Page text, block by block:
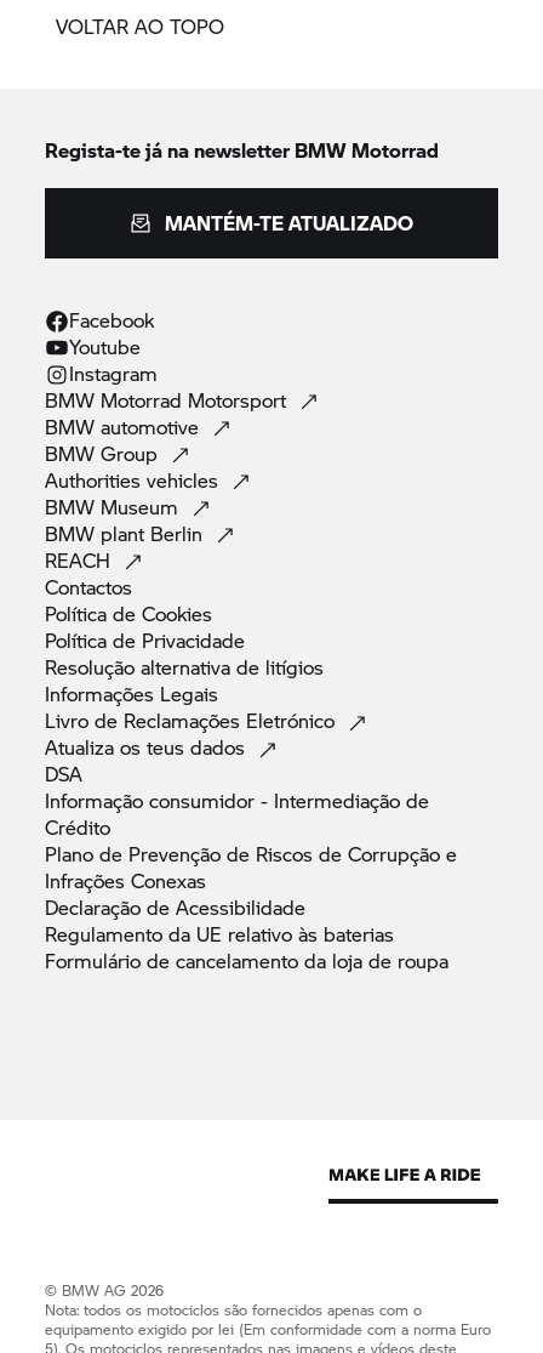
VOLTAR AO TOPO
Regista-te já na newsletterBMW Motorrad
MANTÉM-TE ATUALIZADO
Facebook
Youtube
Instagram
BMW Motorrad Motorsport
BMWautomotive
BMWGroup
Authoritiesvehicles
BMW Museum
BMW plant Berlin
REACH
Contactos
Política deCookies
Política de Privacidade
Resolução alternativa de litígios
Informações Legais
Livro de Reclamações Eletrónico
Atualiza os teusdados
DSA
Informação consumidor - Intermediação de
Crédito
Plano de Prevenção de Riscos de Corrupção e
InfraçõesConexas
Declaração deAcessibilidade
Regulamento da UE relativo às baterias
Formulário de cancelamento da loja de roupa
© BMW AG 2026
Nota: todos os motociclos são fornecidos apenas com o
equipamento exigido por lei (Em conformidade com a norma Euro